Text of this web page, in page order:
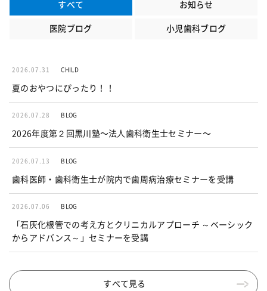
すべて お知らせ
医院ブログ 小児歯科ブログ
2026.07.31 CHILD
夏のおやつにぴったり！！
2026.07.28 BLOG
2026年度第２回黒川塾〜法人歯科衛生士セミナー〜
2026.07.13 BLOG
歯科医師・歯科衛生士が院内で歯周病治療セミナーを受講
2026.07.06 BLOG
「石灰化根管での考え方とクリニカルアプローチ ～ベーシック
からアドバンス～」セミナーを受講
すべて見る